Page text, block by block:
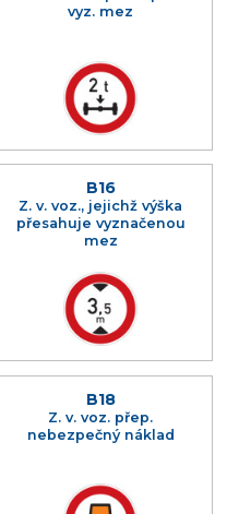
vyz. mez
B16
Z. v. voz., jejichž výška
přesahuje vyznačenou
mez
B18
Z. v. voz. přep.
nebezpečný náklad